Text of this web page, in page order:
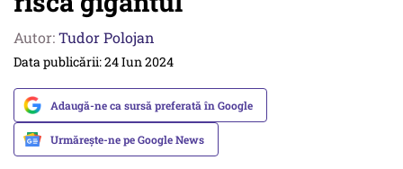
Autor:Tudor Polojan
Data publicării: 24 Iun 2024
Adaugă-ne ca sursă preferată în Google
Urmărește-ne pe Google News